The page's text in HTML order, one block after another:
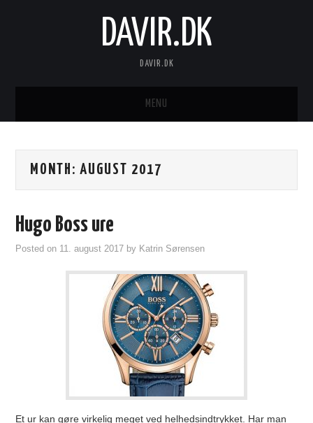
DAVIR.DK
DAVIR.DK
MENU
MONTH:AUGUST 2017
Hugo Boss ure
Posted on 11. august 2017 by Katrin Sørensen
Et ur kan gøre virkelig meget ved helhedsindtrykket. Har man